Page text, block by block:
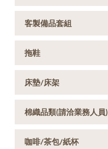
客製備品套組
拖鞋
床墊/床架
棉織品類(請洽業務人員)
咖啡/茶包/紙杯